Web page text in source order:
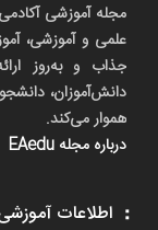
علمی و آموزشی،
جذاب و به‌روز
دانش‌آموزان،
هموار می‌کند.
درباره مجله EAedu
اطلاعات